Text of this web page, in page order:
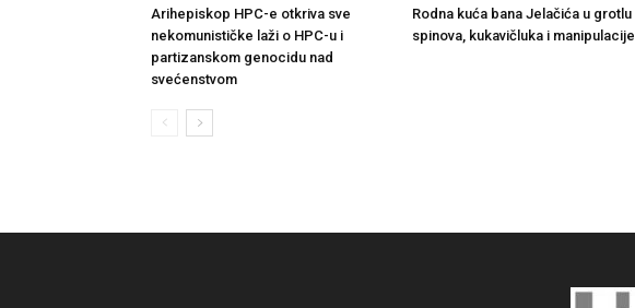
Arihepiskop HPC-e otkriva sve
nekomunističke laži o HPC-u i
partizanskom genocidu nad
svećenstvom
Rodna kuća bana Jelačića u grotlu
spinova, kukavičluka i manipulacije